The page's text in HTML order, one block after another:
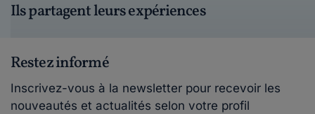
Ils partagent leurs expériences
Restez informé
Inscrivez-vous à la newsletter pour recevoir les
nouveautés et actualités selon votre profil